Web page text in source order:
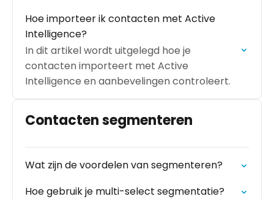
Hoe importeer ik contacten met Active
Intelligence?
In dit artikel wordt uitgelegd hoe je
contacten importeert met Active
Intelligence en aanbevelingen controleert.
Contacten segmenteren
Wat zijn de voordelen van segmenteren?
Hoe gebruik je multi-select segmentatie?